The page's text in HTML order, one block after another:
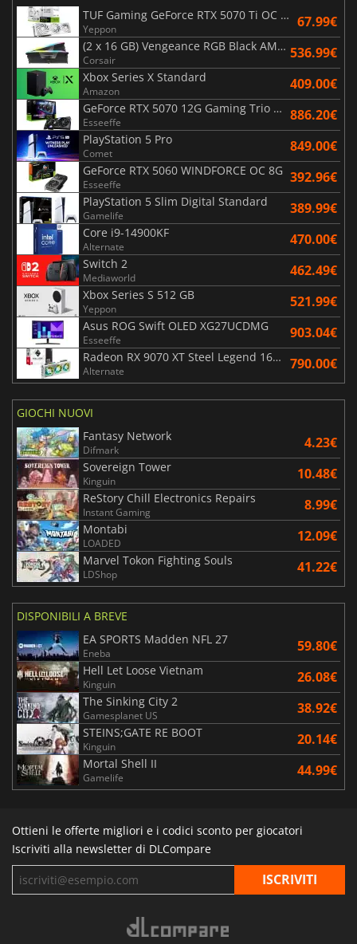
TUF Gaming GeForce RTX 5070 Ti OC White Edition 16GB
Yeppon 67.99€
(2 x 16 GB) Vengeance RGB Black AMD Expo 6000 MHz - CAS 30
Corsair 536.99€
Xbox Series X Standard
Amazon 409.00€
GeForce RTX 5070 12G Gaming Trio OC Black
Esseeffe 886.20€
PlayStation 5 Pro
Comet 849.00€
GeForce RTX 5060 WINDFORCE OC 8G
Esseeffe 392.96€
PlayStation 5 Slim Digital Standard
Gamelife 389.99€
Core i9-14900KF
Alternate 470.00€
Switch 2
Mediaworld 462.49€
Xbox Series S 512 GB
Yeppon 521.99€
Asus ROG Swift OLED XG27UCDMG
Esseeffe 903.04€
Radeon RX 9070 XT Steel Legend 16GB
Alternate 790.00€
GIOCHI NUOVI
Fantasy Network
Difmark 4.23€
Sovereign Tower
Kinguin 10.48€
ReStory Chill Electronics Repairs
Instant Gaming 8.99€
Montabi
LOADED 12.09€
Marvel Tokon Fighting Souls
LDShop 41.22€
DISPONIBILI A BREVE
EA SPORTS Madden NFL 27
Eneba 59.80€
Hell Let Loose Vietnam
Kinguin 26.08€
The Sinking City 2
Gamesplanet US 38.92€
STEINS;GATE RE BOOT
Kinguin 20.14€
Mortal Shell II
Gamelife 44.99€
Ottieni le offerte migliori e i codici sconto per giocatori
Iscriviti alla newsletter di DLCompare